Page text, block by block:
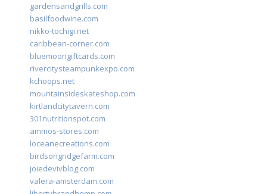
gardensandgrills.com
basilfoodwine.com
nikko-tochigi.net
caribbean-corner.com
bluemoongiftcards.com
rivercitysteampunkexpo.com
kchoops.net
mountainsideskateshop.com
kirtlandcitytavern.com
301nutritionspot.com
ammos-stores.com
loceanecreations.com
birdsongridgefarm.com
joiedevivblog.com
valera-amsterdam.com